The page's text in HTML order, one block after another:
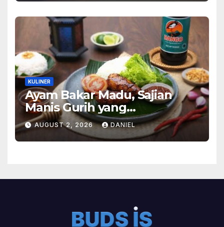
KULINER
Ayam Bakar Madu, Sajian
Manis Gurih yang
Menghangatkan Suasana
Makan
AUGUST 2, 2026 DANIEL